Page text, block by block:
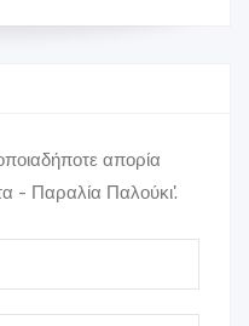
απορία
- Παραλία Παλούκι'.